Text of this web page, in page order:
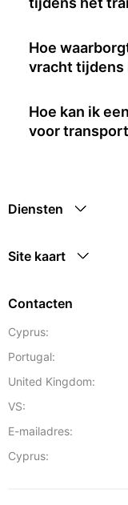
Hoe
vracht
Hoe kan ik
voor
Diensten
Site kaart
Contacten
Cyprus:
Portugal:
United Kingdom:
VS:
E-mailadres:
Cyprus: